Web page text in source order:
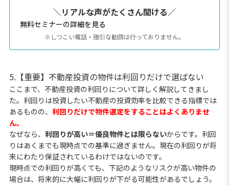
＼リアルな声がたくさん聞ける／
無料セミナーの詳細を見る
※しつこい電話・強引な勧誘は行っておりません。
5.【重要】不動産投資の物件は利回りだけで選ばない
ここまで、不動産投資の利回りについて詳しく解説してきまし
た。利回りは投資したい不動産の投資効率を比較できる指標では
あるものの、 利回りだけで物件選定をすることはよくありませ
ん。
なぜなら、 利回りが高い＝優良物件とは限らないからです。利回
りはあくまでも現時点での基準に過ぎません。現在の利回りが将
来にわたり保証されているわけではないのです。
現時点での利回りが高くても、下記のようなリスクが高い物件の
場合は、将来的に大幅に利回りが下がる可能性があるでしょう。